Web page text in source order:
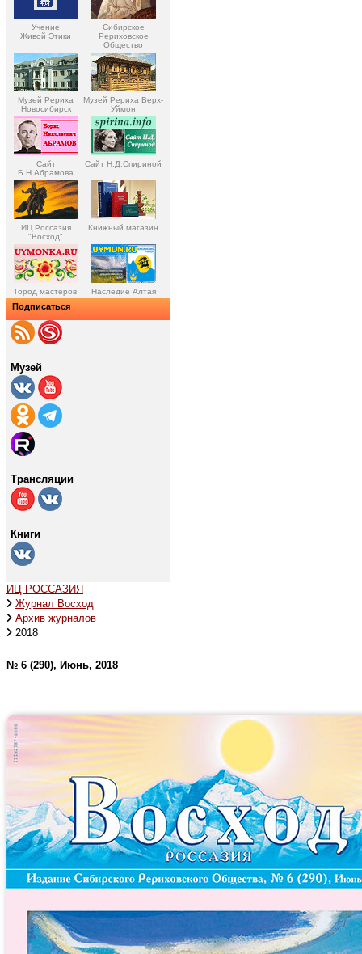
Учение
Живой Этики
Сибирское
Рериховское
Общество
Музей Рериха
Новосибирск
Музей Рериха Верх-
Уймон
Сайт
Б.Н.Абрамова
Сайт Н.Д.Спириной
ИЦ Россазия
"Восход"
Книжный магазин
Город мастеров Наследие Алтая
Подписаться
Музей
Трансляции
Книги
ИЦ РОССАЗИЯ
Журнал Восход
Архив журналов
2018
№ 6 (290), Июнь, 2018